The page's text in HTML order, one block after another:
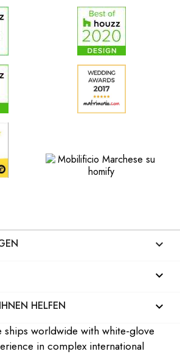
keyboard_arrow_down

HELFEN 
worldwide with white-glove
in complex international